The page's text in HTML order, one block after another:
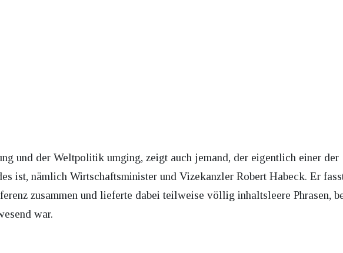
und der Weltpolitik umging, zeigt auch jemand, der eigentlich einer der
ist, nämlich Wirtschaftsminister und Vizekanzler Robert Habeck. Er
zusammen und lieferte dabei teilweise völlig inhaltsleere Phrasen,
war.